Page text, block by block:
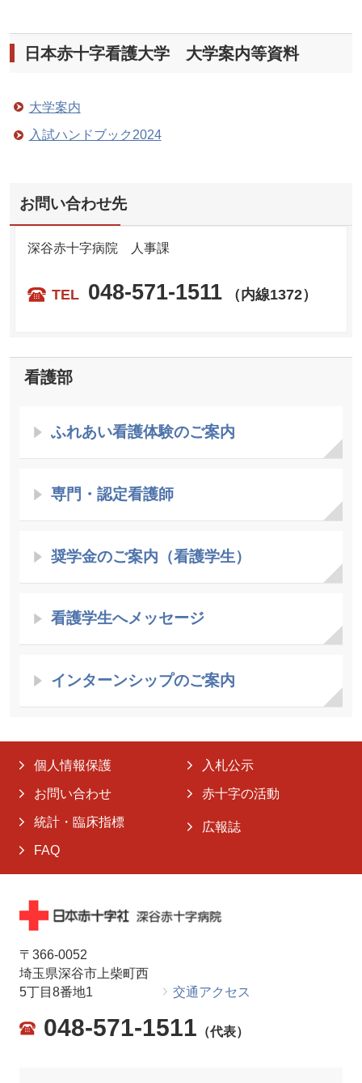
日本赤十字看護大学 大学案内等資料
大学案内
入試ハンドブック2024
お問い合わせ先
深谷赤十字病院 人事課
TEL 048-571-1511 （内線1372）
看護部
ふれあい看護体験のご案内
専門・認定看護師
奨学金のご案内（看護学生）
看護学生へメッセージ
インターンシップのご案内
個人情報保護 入札公示
お問い合わせ 赤十字の活動
統計・臨床指標
広報誌
FAQ
〒366-0052
埼玉県深谷市上柴町西
5丁目8番地1
交通アクセス
048-571-1511 （代表）